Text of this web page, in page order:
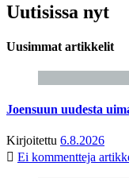
Uutisissa nyt
Uusimmat artikkelit
Joensuun uudesta
Kirjoitettu 6.8.2026
Ei kommentteja